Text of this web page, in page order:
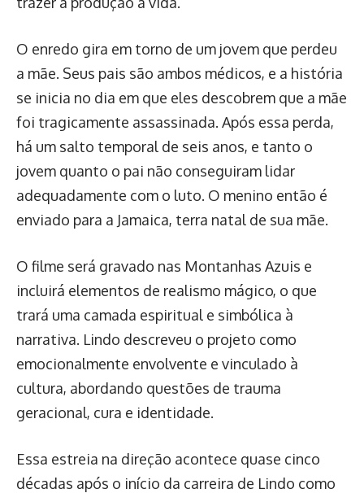
O enredo gira em torno de um jovem que perdeu
a mãe. Seus pais são ambos médicos, e a história
se inicia no dia em que eles descobrem que a mãe
foi tragicamente assassinada. Após essa perda,
há um salto temporal de seis anos, e tanto o
jovem quanto o pai não conseguiram lidar
adequadamente com o luto. O menino então é
enviado para a Jamaica, terra natal de sua mãe.
O filme será gravado nas Montanhas Azuis e
incluirá elementos de realismo mágico, o que
trará uma camada espiritual e simbólica à
narrativa. Lindo descreveu o projeto como
emocionalmente envolvente e vinculado à
cultura, abordando questões de trauma
geracional, cura e identidade.
Essa estreia na direção acontece quase cinco
décadas após o início da carreira de Lindo como